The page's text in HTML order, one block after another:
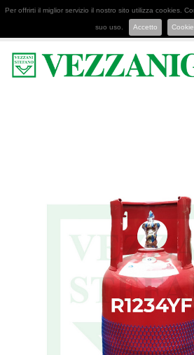
Per offrirti il miglior servizio il nostro sito utilizza cookies.
suo uso. Accetto